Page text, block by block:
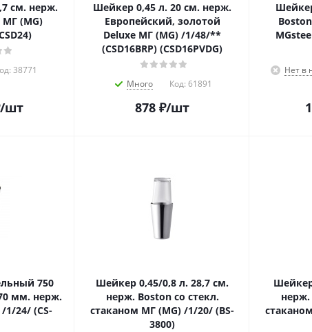
см. нерж.
(MG)
38771
/шт
Шейкер 0,45 л. 20 см. нерж.
Европейский, золотой
Deluxe МГ (MG) /1/48/**
(CSD16BRP) (CSD16PVDG)
Много Код: 61891
878 ₽/шт
Нет в
750
мм. нерж.
1/24/ (CS-
Шейкер 0,45/0,8 л. 28,7 см.
нерж. Boston со стекл.
стаканом МГ (MG) /1/20/ (BS-
3800)
нерж.